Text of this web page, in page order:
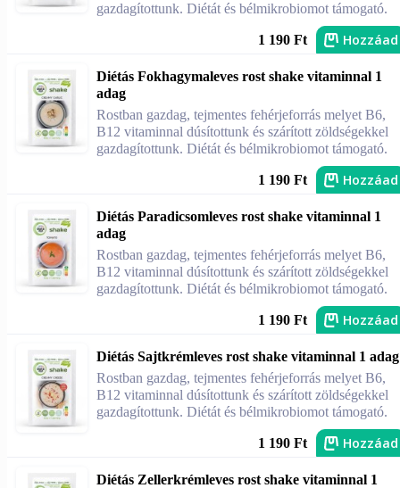
gazdagítottunk. Diétát és bélmikrobiomot támogató.
1 190 Ft Hozzáad
Diétás Fokhagymaleves rost shake vitaminnal 1
adag
Rostban gazdag, tejmentes fehérjeforrás melyet B6,
B12 vitaminnal dúsítottunk és szárított zöldségekkel
gazdagítottunk. Diétát és bélmikrobiomot támogató.
1 190 Ft Hozzáad
Diétás Paradicsomleves rost shake vitaminnal 1
adag
Rostban gazdag, tejmentes fehérjeforrás melyet B6,
B12 vitaminnal dúsítottunk és szárított zöldségekkel
gazdagítottunk. Diétát és bélmikrobiomot támogató.
1 190 Ft Hozzáad
Diétás Sajtkrémleves rost shake vitaminnal 1 adag
Rostban gazdag, tejmentes fehérjeforrás melyet B6,
B12 vitaminnal dúsítottunk és szárított zöldségekkel
gazdagítottunk. Diétát és bélmikrobiomot támogató.
1 190 Ft Hozzáad
Diétás Zellerkrémleves rost shake vitaminnal 1